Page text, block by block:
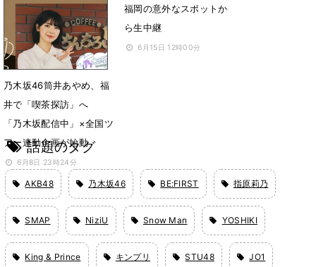
6月22日 12時06分
福岡の意外なスポットか
ら生中継
6月15日 12時00分
乃木坂46筒井あやめ、福
井で「喫茶探訪」へ
「乃木坂配信中」×全国ツ
アー連動企画が始動
6月8日 23時24分
話題のタグ
AKB48 乃木坂46 BE:FIRST 指原莉乃
SMAP NiziU Snow Man YOSHIKI
King & Prince キンプリ STU48 JO1